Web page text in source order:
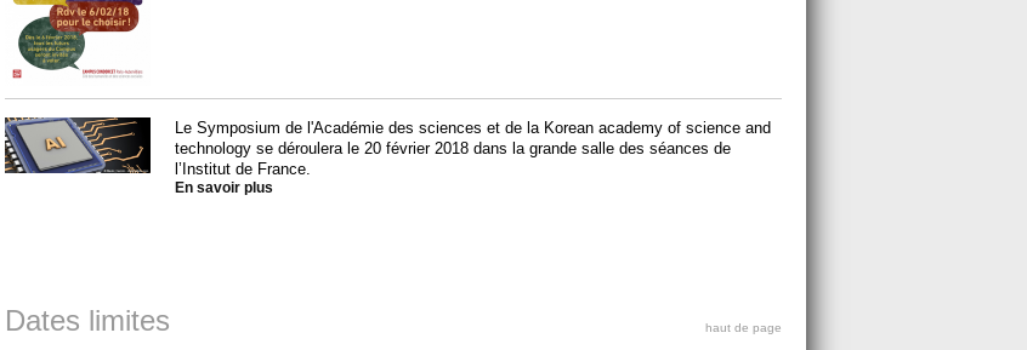
Le Symposium de l'Académie des sciences et de la Korean academy of science and
technology se déroulera le 20 février 2018 dans la grande salle des séances de
l’Institut de France.
En savoir plus
Dates limites haut de page